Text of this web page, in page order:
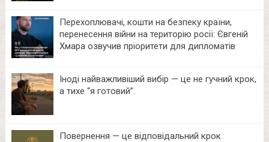
Перехоплювачі, кошти на безпеку країни,
перенесення війни на територію росії: Євгеній
Хмара озвучив пріоритети для дипломатів
Іноді найважливіший вибір — це не гучний крок,
а тихе “я готовий”.
Повернення — це відповідальний крок